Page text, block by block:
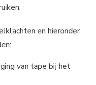
en hieronder
van tape bij het